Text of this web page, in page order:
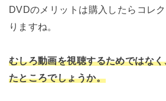
DVDのメリットは購入したらコレ
りますね。
むしろ動画を視聴するためではな
たところでしょうか。